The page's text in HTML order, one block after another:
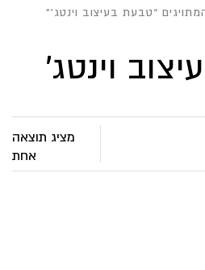
“טבעת בעיצוב וינטג'”
וינטג'
מציג תוצאה
אחת